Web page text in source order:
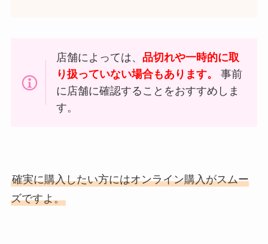
店舗によっては、 品切れや一時的に取
り扱っていない場合もあります。
事前
に店舗に確認することをおすすめしま
す。
確実に購入したい方にはオンライン購入がスムー
ズですよ。